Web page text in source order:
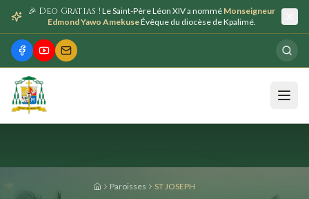
🎉 Deo Gratias ! Le Saint-Père Léon XIV a nommé Monseigneur
Edmond Yawo AmekuseÉvêque du diocèse de Kpalimé.
Paroisses ST JOSEPH